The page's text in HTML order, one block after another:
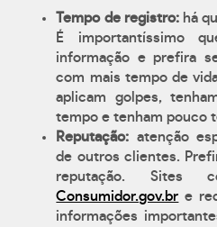
Tempo de registro:há
É importantíssimo
informação e prefira
com mais tempo de
aplicam golpes,
tempo e tenham pouco
Reputação: atenção
de outros clientes.
reputação. Sites
Consumidor.gov.br e
informações